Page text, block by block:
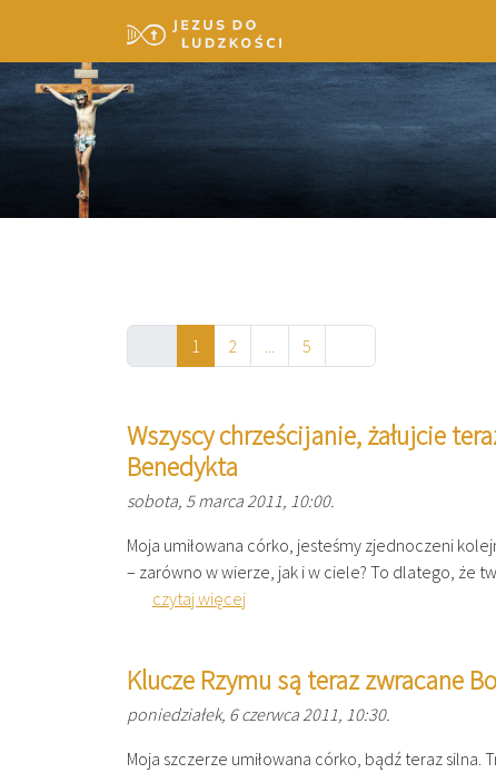
1 2 ... 5
Wszyscy chrześcijanie, żałujcie
Benedykta
sobota, 5 marca 2011, 10:00.
Moja umiłowana córko, jesteśmy zjednoczeni
– zarówno w wierze, jak i w ciele? To dlatego, że
czytaj więcej
Klucze Rzymu są teraz zwracane
poniedziałek, 6 czerwca 2011, 10:30.
Moja szczerze umiłowana córko, bądź teraz